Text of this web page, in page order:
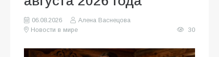
06.08.2026
Алена Васнецова
Новости в мире
30